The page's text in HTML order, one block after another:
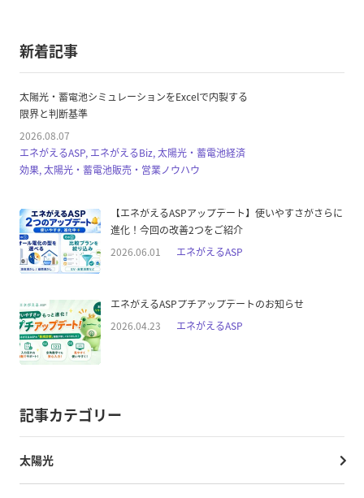
新着記事
太陽光・蓄電池シミュレーションをExcelで内製する
限界と判断基準
2026.08.07
エネがえるASP, エネがえるBiz, 太陽光・蓄電池経済
効果, 太陽光・蓄電池販売・営業ノウハウ
【エネがえるASPアップデート】使いやすさがさらに
進化！今回の改善2つをご紹介
2026.06.01
エネがえるASP
エネがえるASPプチアップデートのお知らせ
2026.04.23
エネがえるASP
記事カテゴリー
太陽光